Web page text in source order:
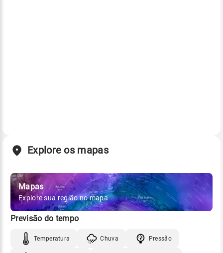
Explore os mapas
Mapas
Explore sua região no mapa
Previsão do tempo
Temperatura Chuva Pressão